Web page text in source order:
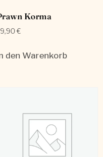
Korma
€
den Warenkorb